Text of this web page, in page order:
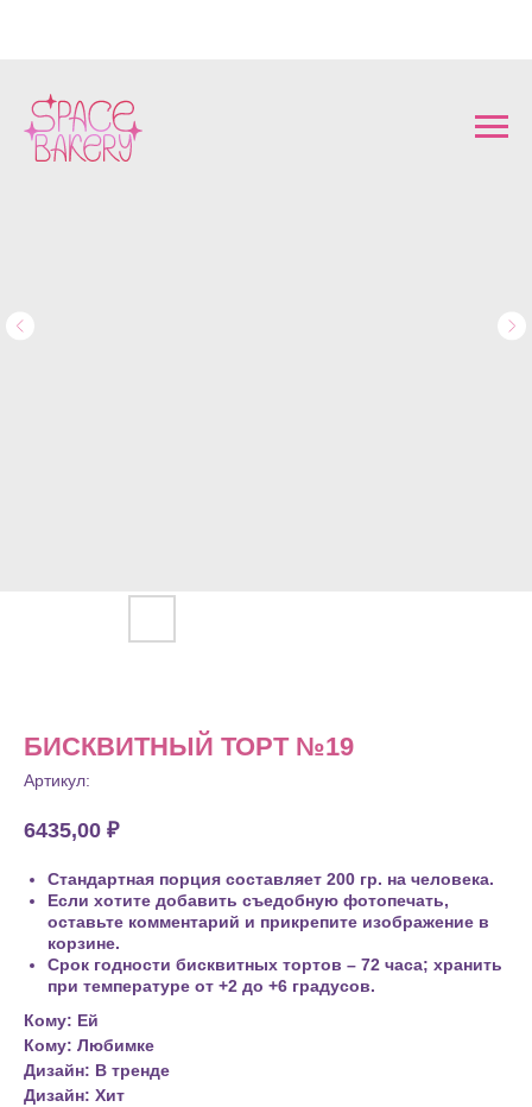
БИСКВИТНЫЙ ТОРТ №19
Артикул:
6435,00 ₽
Стандартная порция составляет 200 гр. на человека.
Если хотите добавить съедобную фотопечать,
оставьте комментарий и прикрепите изображение в
корзине.
Срок годности бисквитных тортов – 72 часа; хранить
при температуре от +2 до +6 градусов.
Кому: Ей
Кому: Любимке
Дизайн: В тренде
Дизайн: Хит